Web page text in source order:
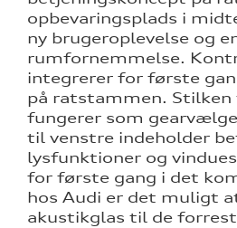
opbevaringsplads i
ny brugeroplevelse og
rumfornemmelse.
integrerer for første
på ratstammen. Stilken
fungerer som
til venstre indeholder
lysfunktioner og
for første gang i det
hos Audi er det muligt
akustikglas til de